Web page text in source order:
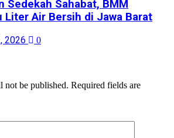
Sedekah Sahabat, BMM
Liter Air Bersih di Jawa Barat
2026 0
not be published. Required fields are